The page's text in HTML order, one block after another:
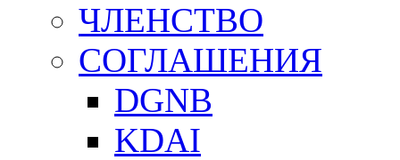
ЧЛЕНСТВО
СОГЛАШЕНИЯ
DGNB
KDAI